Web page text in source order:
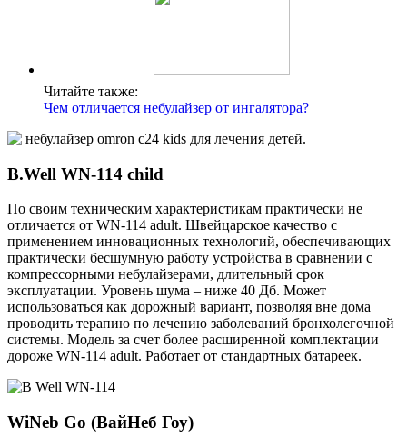
Читайте также:
Чем отличается небулайзер от ингалятора?
B.Well WN-114 child
По своим техническим характеристикам практически не
отличается от WN-114 adult. Швейцарское качество с
применением инновационных технологий, обеспечивающих
практически бесшумную работу устройства в сравнении с
компрессорными небулайзерами, длительный срок
эксплуатации. Уровень шума – ниже 40 Дб. Может
использоваться как дорожный вариант, позволяя вне дома
проводить терапию по лечению заболеваний бронхолегочной
системы. Модель за счет более расширенной комплектации
дороже WN-114 adult. Работает от стандартных батареек.
WiNeb Go (ВайНеб Гоу)